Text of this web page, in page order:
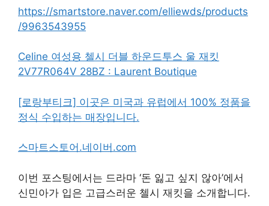
https://smartstore.naver.com/elliewds/products
/9963543955
Celine 여성용 첼시 더블 하운드투스 울 재킷
2V77R064V 28BZ : Laurent Boutique
[로랑부티크] 이곳은 미국과 유럽에서 100% 정품을
정식 수입하는 매장입니다.
스마트스토어.네이버.com
이번 포스팅에서는 드라마 ‘돈 잃고 싶지 않아’에서
신민아가 입은 고급스러운 첼시 재킷을 소개합니다.